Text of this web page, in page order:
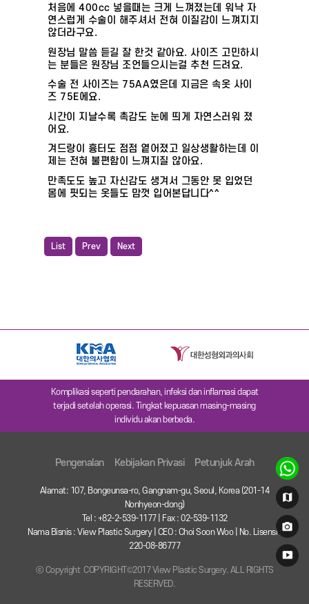
처음에 400cc 넣을때는 크게 느껴졌는데 워낙 자
연스럽게 수술이 해주셔서 전혀 이질감이 느껴지지
않더라구요.
원장님 말씀 듣길 잘 한것 같아요. 사이즈 고민하시
는 분들은 원장님 조언들으시는걸 추천 드려요.
수술 전 사이즈는 75AA였은데 지금은 속옷 사이
즈 75E에요.
시간이 지날수록 촉감도 눈에 띄게 자연스러워 졌
어요.
겨드랑이 흉터도 점점 옅어졌고 일상생활하는데 이
제는 전혀 불편함이 느껴지질 않아요.
만족도도 높고 자신감도 생겨서 그동안 못 입었던
몸에 핏되는 옷들도 맘껏 입어본답니다^^
List Prev Next
Komplikasi seperti pendarahan, infeksi dan inflamasi dapat
terjadi setelah operasi. Tingkat kepuasan masing-masing
individu akan berbeda.
Pengenalan Kebijakan Privasi Petunjuk Arah
Alamat: 107, Bongeunsa-ro, Gangnam-gu, Seoul, Korea (201-14
Nonhyeon-dong)
Tel : +82-2-539-1177 | Fax : 02-539-1132
Nama Bisnis : View Plastic Surgery | CEO : Choi Soon Woo | No. Lisensi :
220-08-86777
ⓒ Copyright COPYRIGHT©2017 View Plastic Surgery. ALL RIGHTS
RESERVED.